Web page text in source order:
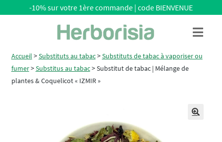
navigation
-10% sur votre 1ère commande | code BIENVENUE
Menu
Accueil >Substituts au tabac>Substituts de tabac à vaporiser ou
fumer>Substitus au tabac>Substitut de tabac | Mélange de
plantes & Coquelicot « IZMIR »